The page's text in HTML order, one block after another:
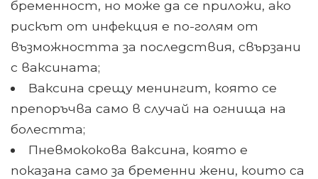
бременност, но може да се приложи, ако
рискът от инфекция е по-голям от
възможността за последствия, свързани
с ваксината;
Ваксина срещу менингит, която се
препоръчва само в случай на огнища на
болестта;
Пневмококова ваксина, която е
показана само за бременни жени, които са